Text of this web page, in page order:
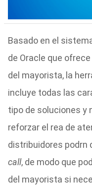
Basado en el
de Oracle que
del mayorista, la
incluye todas las
tipo de soluciones y
reforzar el rea de
distribuidores podrn
call, de modo que
del mayorista si